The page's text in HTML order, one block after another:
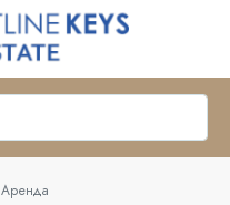
Аренда